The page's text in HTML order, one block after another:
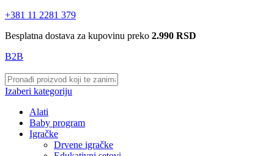
+381 11 2281 379
Besplatna dostava za kupovinu preko 2.990 RSD
B2B
Izaberi kategoriju
Alati
Baby program
Igračke
Drvene igračke